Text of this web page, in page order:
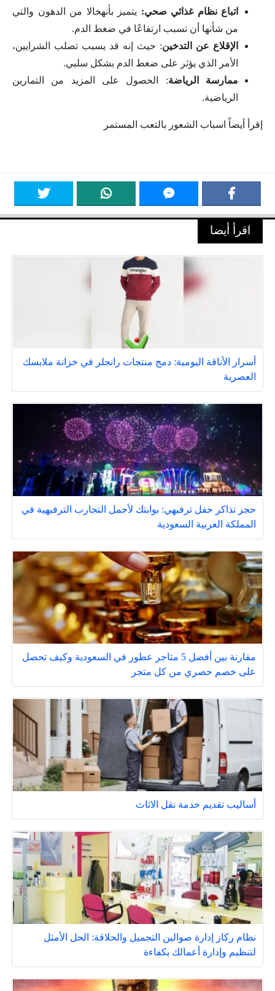
اتباع نظام غذائي صحي: يتميز بأنهخالا من الدهون والتي
من شأنها أن تسبب ارتفاعًا في ضغط الدم.
الإقلاع عن التدخين: حيث إنه قد يسبب تصلب الشرايين،
الأمر الذي يؤثر على ضغط الدم بشكل سلبي.
ممارسة الرياضة: الحصول على المزيد من التمارين
الرياضية.
إقرأ أيضاً اسباب الشعور بالتعب المستمر
اقرأ أيضا
أسرار الأناقة اليومية: دمج منتجات رانجلر في خزانة ملابسك
العصرية
حجز تذاكر حفل ترفيهي: بوابتك لأجمل التجارب الترفيهية في
المملكة العربية السعودية
مقارنة بين أفضل 5 متاجر عطور في السعودية وكيف تحصل
على خصم حصري من كل متجر
أساليب تقديم خدمة نقل الاثاث
نظام ركاز إدارة صوالين التجميل والحلاقة: الحل الأمثل
لتنظيم وإدارة أعمالك بكفاءة